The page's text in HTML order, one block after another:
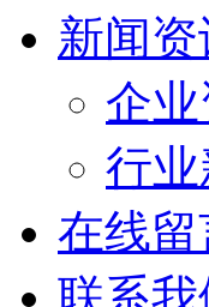
新闻资
企
行业
在线留